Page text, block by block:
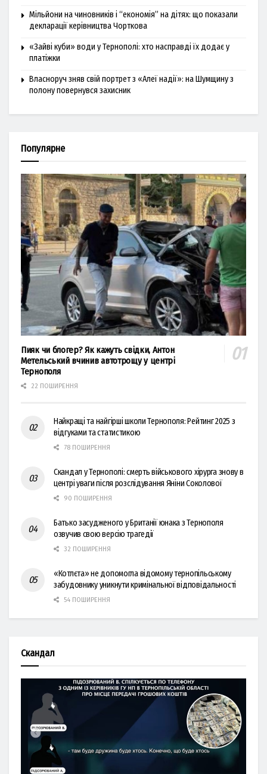
Мільйони на чиновників і “економія” на дітях: що показали
декларації керівництва Чорткова
«Зайві куби» води у Тернополі: хто насправді їх додає у
платіжки
Власноруч зняв свій портрет з «Алеї надії»: на Шумщину з
полону повернувся захисник
Популярне
Пияк чи блогер? Як кажуть свідки, Антон
Метельський вчинив автотрощу у центрі
Тернополя
22 ПОШИРЕННЯ
Найкращі та найгірші школи Тернополя: Рейтинг 2025 з
відгуками та статистикою
78 ПОШИРЕННЯ
Скандал у Тернополі: смерть військового хірурга знову в
центрі уваги після розслідування Яніни Соколової
90 ПОШИРЕННЯ
Батько засудженого у Британії юнака з Тернополя
озвучив свою версію трагедії
32 ПОШИРЕННЯ
«Котлєта» не допомогла відомому тернопільському
забудовнику уникнути кримінальної відповідальності
54 ПОШИРЕННЯ
Скандал